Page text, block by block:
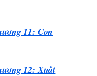
11: Con
12: Xuất